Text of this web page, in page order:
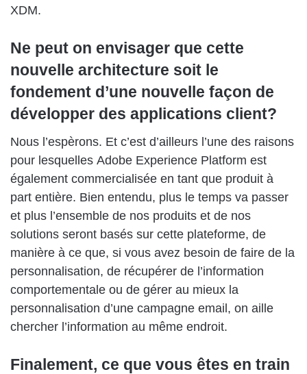
XDM.
Ne peut on envisager que cette
nouvelle architecture soit le
fondement d’une nouvelle façon de
développer des applications client?
Nous l’espèrons. Et c’est d’ailleurs l’une des raisons
pour lesquelles Adobe Experience Platform est
également commercialisée en tant que produit à
part entière. Bien entendu, plus le temps va passer
et plus l’ensemble de nos produits et de nos
solutions seront basés sur cette plateforme, de
manière à ce que, si vous avez besoin de faire de la
personnalisation, de récupérer de l’information
comportementale ou de gérer au mieux la
personnalisation d’une campagne email, on aille
chercher l’information au même endroit.
Finalement, ce que vous êtes en train